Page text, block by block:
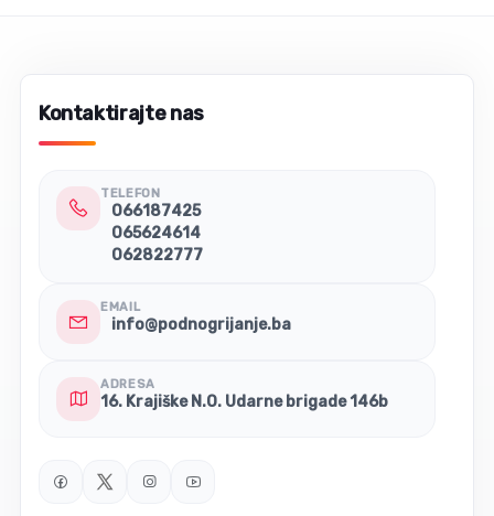
Kontaktirajte nas
TELEFON
066187425
065624614
062822777
EMAIL
info@podnogrijanje.ba
ADRESA
16. Krajiške N.O. Udarne brigade 146b